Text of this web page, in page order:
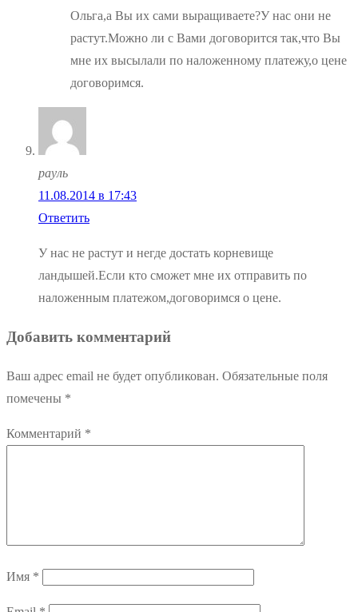
Ольга,а Вы их сами выращиваете?У нас они не
растут.Можно ли с Вами договорится так,что Вы
мне их высылали по наложенному платежу,о цене
договоримся.
рауль
11.08.2014 в 17:43
Ответить
У нас не растут и негде достать корневище
ландышей.Если кто сможет мне их отправить по
наложенным платежом,договоримся о цене.
Добавить комментарий
Ваш адрес email не будет опубликован. Обязательные поля
помечены *
Комментарий *
Имя *